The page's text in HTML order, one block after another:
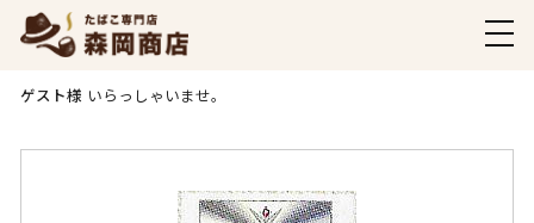
ゲスト様 いらっしゃいませ。
商品ご購入ページ